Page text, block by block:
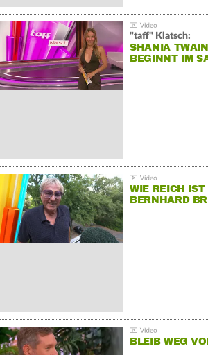
"taff" Klatsch:
SHANIA
BEGINNT IM
WIE REICH
BERNHARD
BLEIB WEG